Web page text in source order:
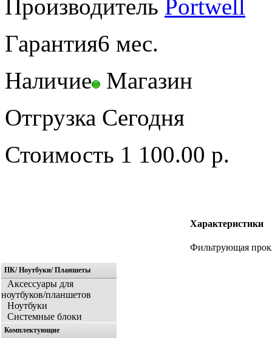
Производитель Portwell
Гарантия6 мес.
Наличие
Магазин
Отгрузка Сегодня
Стоимость 1 100.00 р.
Характеристики
Фильтрующая
ПК/ Ноутбуки/ Планшеты
Аксессуары для
ноутбуков/планшетов
Ноутбуки
Системные блоки
Комплектующие